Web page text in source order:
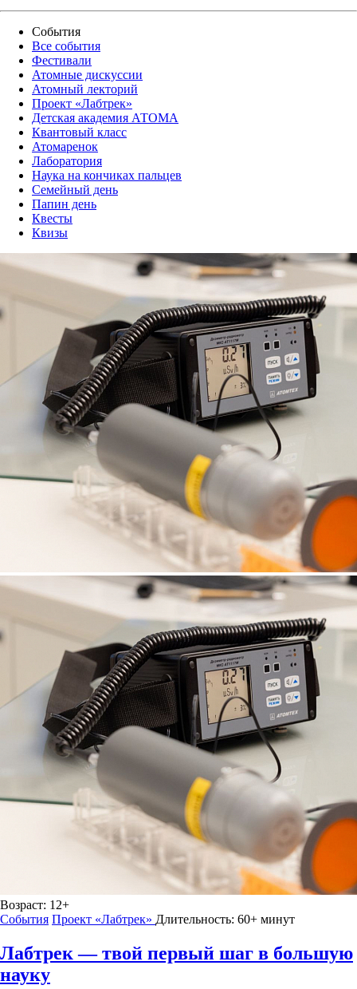
События
Все события
Фестивали
Атомные дискуссии
Атомный лекторий
Проект «Лабтрек»
Детская академия АТОМА
Квантовый класс
Атомаренок
Лаборатория
Наука на кончиках пальцев
Семейный день
Папин день
Квесты
Квизы
Возраст: 12+
События Проект «Лабтрек» Длительность: 60+ минут
Лабтрек — твой первый шаг в большую
науку